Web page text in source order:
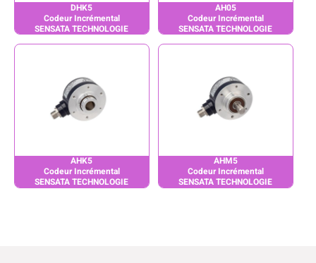
DHK5
Codeur Incrémental
SENSATA TECHNOLOGIE
AH05
Codeur Incrémental
SENSATA TECHNOLOGIE
AHK5
Codeur Incrémental
SENSATA TECHNOLOGIE
AHM5
Codeur Incrémental
SENSATA TECHNOLOGIE